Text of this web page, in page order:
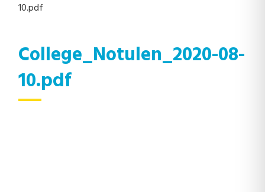
10.pdf
College_Notulen_2020-08-
10.pdf